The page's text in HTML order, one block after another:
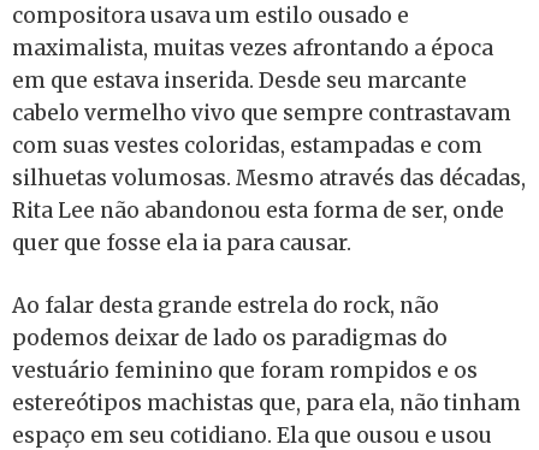
compositora usava um estilo ousado e
maximalista, muitas vezes afrontando a época
em que estava inserida. Desde seu marcante
cabelo vermelho vivo que sempre contrastavam
com suas vestes coloridas, estampadas e com
silhuetas volumosas. Mesmo através das décadas,
Rita Lee não abandonou esta forma de ser, onde
quer que fosse ela ia para causar.
Ao falar desta grande estrela do rock, não
podemos deixar de lado os paradigmas do
vestuário feminino que foram rompidos e os
estereótipos machistas que, para ela, não tinham
espaço em seu cotidiano. Ela que ousou e usou